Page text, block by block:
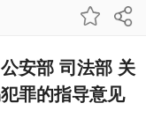
安部 司法部 关
罪的指导意见